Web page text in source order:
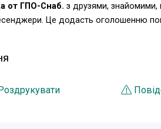
от ГПО-Снаб. з друзями, знайомими,
Це додасть оголошенню